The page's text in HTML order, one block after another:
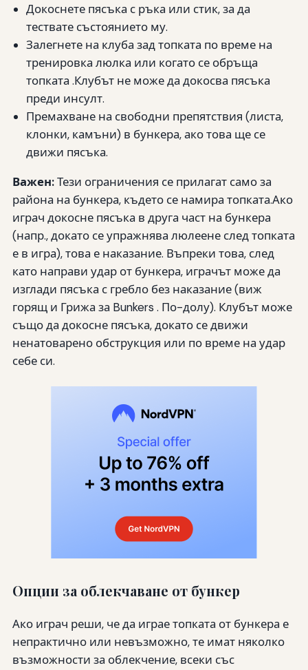
Докоснете пясъка с ръка или стик, за да
тествате състоянието му.
Залегнете на клуба зад топката по време на
тренировка люлка или когато се обръща
топката .Клубът не може да докосва пясъка
преди инсулт.
Премахване на свободни препятствия (листа,
клонки, камъни) в бункера, ако това ще се
движи пясъка.
Важен:Тези ограничения се прилагат само за
района на бункера, където се намира топката.Ако
играч докосне пясъка в друга част на бункера
(напр., докато се упражнява люлеене след топката
е в игра), това е наказание. Въпреки това, след
като направи удар от бункера, играчът може да
изглади пясъка с гребло без наказание (виж
горящ и Грижа за Bunkers . По-долу). Клубът може
също да докосне пясъка, докато се движи
ненатоварено обструкция или по време на удар
себе си.
Опции за облекчаване от бункер
Ако играч реши, че да играе топката от бункера е
непрактично или невъзможно, те имат няколко
възможности за облекчение, всеки със